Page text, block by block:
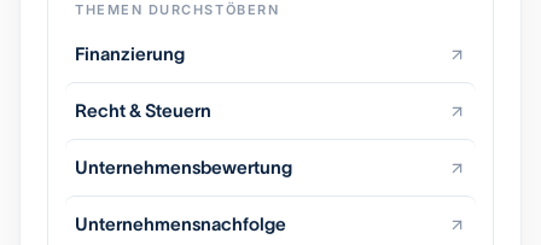
THEMEN DURCHSTÖBERN
Finanzierung
Recht & Steuern
Unternehmensbewertung
Unternehmensnachfolge